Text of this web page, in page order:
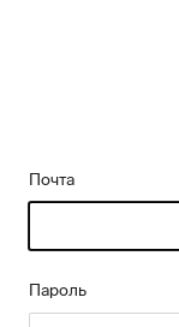
Почта
Пароль